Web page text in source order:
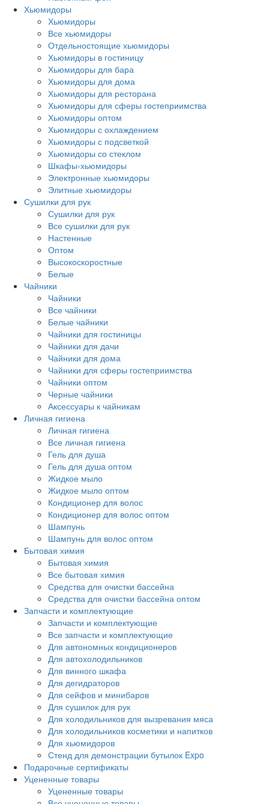
Хьюмидоры
Хьюмидоры
Все хьюмидоры
Отдельностоящие хьюмидоры
Хьюмидоры в гостиницу
Хьюмидоры для бара
Хьюмидоры для дома
Хьюмидоры для ресторана
Хьюмидоры для сферы гостеприимства
Хьюмидоры оптом
Хьюмидоры с охлаждением
Хьюмидоры с подсветкой
Хьюмидоры со стеклом
Шкафы-хьюмидоры
Электронные хьюмидоры
Элитные хьюмидоры
Сушилки для рук
Сушилки для рук
Все сушилки для рук
Настенные
Оптом
Высокоскоростные
Белые
Чайники
Чайники
Все чайники
Белые чайники
Чайники для гостиницы
Чайники для дачи
Чайники для дома
Чайники для сферы гостеприимства
Чайники оптом
Черные чайники
Аксессуары к чайникам
Личная гигиена
Личная гигиена
Все личная гигиена
Гель для душа
Гель для душа оптом
Жидкое мыло
Жидкое мыло оптом
Кондиционер для волос
Кондиционер для волос оптом
Шампунь
Шампунь для волос оптом
Бытовая химия
Бытовая химия
Все бытовая химия
Средства для очистки бассейна
Средства для очистки бассейна оптом
Запчасти и комплектующие
Запчасти и комплектующие
Все запчасти и комплектующие
Для автономных кондиционеров
Для автохолодильников
Для винного шкафа
Для дегидраторов
Для сейфов и минибаров
Для сушилок для рук
Для холодильников для вызревания мяса
Для холодильников косметики и напитков
Для хьюмидоров
Стенд для демонстрации бутылок Expo
Подарочные сертификаты
Уцененные товары
Уцененные товары